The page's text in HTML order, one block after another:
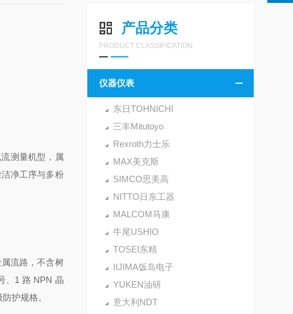
产品分类
PRODUCT CLASSIFICATION
仪器仪表
东日TOHNICHI
三丰Mitutoyo
Rexroth力士乐
MAX美克斯
SIMCO思美高
NITTO日东工器
MALCOM马康
牛尾USHIO
TOSEI东精
IIJIMA饭岛电子
YUKEN油研
意大利NDT
测量机型，属
净工序与多粉
流路，不含树
、1 路 NPN 晶
护规格。